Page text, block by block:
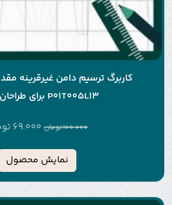
کاربرگ ترسیم دامن غیرقرینه
P01T005L13 برای طراحان لباس
100.000تومان 69.000
نمایش محصول